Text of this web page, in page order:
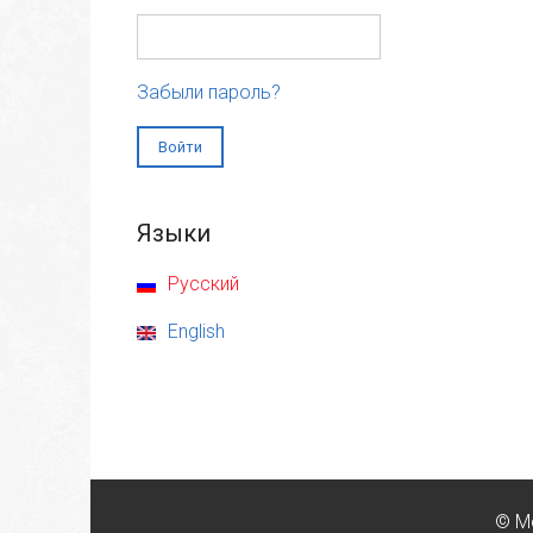
Забыли пароль?
Языки
Русский
English
©